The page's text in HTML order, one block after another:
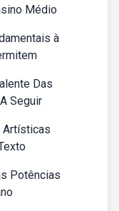
Médio
à
Das
Seguir
Potências